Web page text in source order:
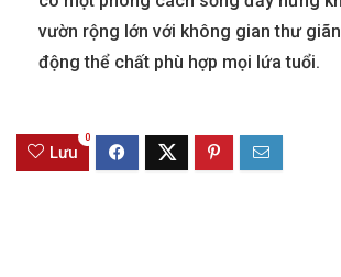
vườn rộng lớn với không gian thư
động thể chất phù hợp mọi lứa tuổi.
Lưu
0